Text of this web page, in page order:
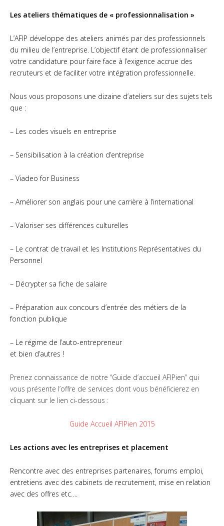
Les ateliers thématiques de « professionnalisation »
L’AFIP développe des ateliers animés par des professionnels
du milieu de l’entreprise. L’objectif étant de professionnaliser
votre candidature pour faire face à l’exigence accrue des
recruteurs et de faciliter votre intégration professionnelle.
Nous vous proposons une dizaine d’ateliers sur des sujets tels
que :
– Les codes visuels en entreprise
– Sensibilisation à la création d’entreprise
– Viadeo for Business
– Améliorer son anglais pour une carrière à l’international
– Valoriser ses différences culturelles
– Le contrat de travail et les Institutions Représentatives du
Personnel
– Décrypter sa fiche de salaire
– Préparation aux concours d’entrée des métiers de la
fonction publique
– Le régime de l’auto-entrepreneur
et bien d’autres !
Prenez connaissance de notre “Guide d’accueil AFIPien” qui
vous présente l’offre de services dont vous bénéficierez en
cliquant sur le lien ci-dessous :
Guide Accueil AFIPien 2015
Les actions avec les entreprises et placement
Rencontre avec des entreprises partenaires, forums emploi,
entretiens avec des cabinets de recrutement, mise en relation
avec des offres etc….